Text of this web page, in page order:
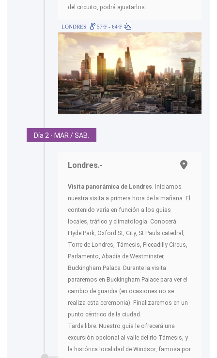
del circuito, podrá ajustarlos.
LONDRES 57ºF - 64ºF
Día 2 - MAR / SAB.
Londres.-
Visita panorámica de Londres. Iniciamos
nuestra visita a primera hora de la mañana. El
contenido varía en función a los guías
locales, tráfico y climatología. Conocerá:
Hyde Park, Oxford St, City, St Pauls catedral,
Torre de Londres, Támesis, Piccadilly Circus,
Parlamento, Abadía de Westminster,
Buckingham Palace. Durante la visita
pararemos en Buckingham Palace para ver el
cambio de guardia (en ocasiones no se
realiza esta ceremonia). Finalizaremos en un
punto céntrico de la ciudad.
Tarde libre. Nuestro guía le ofrecerá una
excursión opcional al valle del río Támesis, y
la histórica localidad de Windsor, famosa por